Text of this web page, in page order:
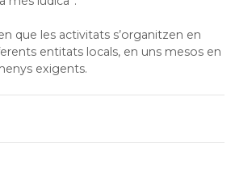
que les activitats s’organitzen en
entitats locals, en uns mesos en
exigents.